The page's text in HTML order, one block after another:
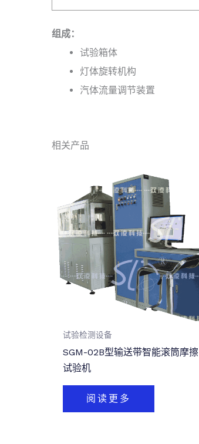
组成：
试验箱体
灯体旋转机构
汽体流量调节装置
相关产品
试验检测设备
SGM-02B型输送带智能滚筒摩擦
试验机
阅读更多